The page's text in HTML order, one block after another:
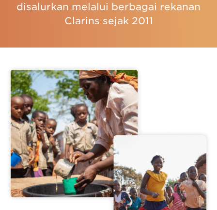
disalurkan melalui berbagai rekanan
Clarins sejak 2011